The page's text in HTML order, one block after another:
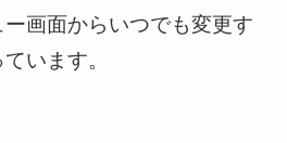
画面からいつでも変更す
います。